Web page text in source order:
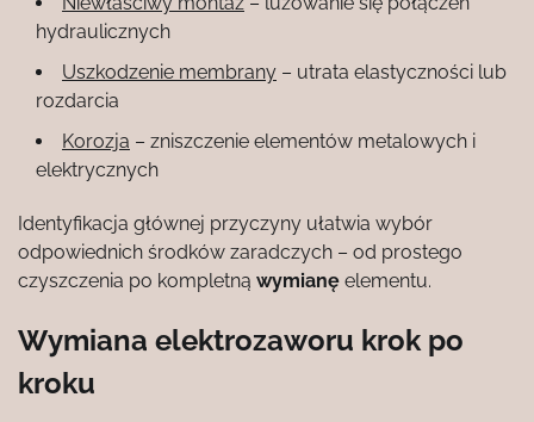
hydraulicznych
Uszkodzenie membrany – utrata elastyczności lub
rozdarcia
Korozja – zniszczenie elementów metalowych i
elektrycznych
Identyfikacja głównej przyczyny ułatwia wybór
odpowiednich środków zaradczych – od prostego
czyszczenia po kompletną wymianę elementu.
Wymiana elektrozaworu krok po
kroku